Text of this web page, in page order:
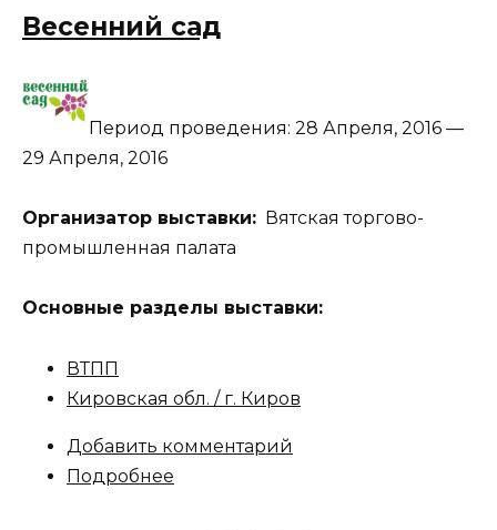
Весенний сад
Период проведения: 28 Апреля, 2016 —
29 Апреля, 2016
Организатор выставки: Вятская торгово-
промышленная палата
Основные разделы выставки:
ВТПП
Кировская обл. / г. Киров
Добавить комментарий
Подробнее